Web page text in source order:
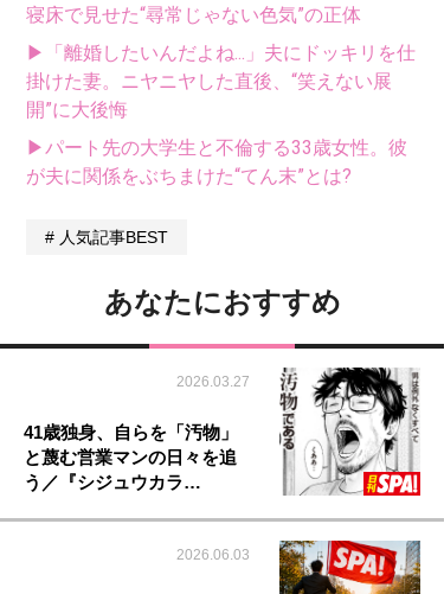
寝床で見せた“尋常じゃない色気”の正体
▶「離婚したいんだよね...」夫にドッキリを仕
掛けた妻。ニヤニヤした直後、“笑えない展
開”に大後悔
▶パート先の大学生と不倫する33歳女性。彼
が夫に関係をぶちまけた“てん末”とは?
人気記事BEST
あなたにおすすめ
2026.03.27
41歳独身、自らを「汚物」
と蔑む営業マンの日々を追
う／『シジュウカラ…
2026.06.03